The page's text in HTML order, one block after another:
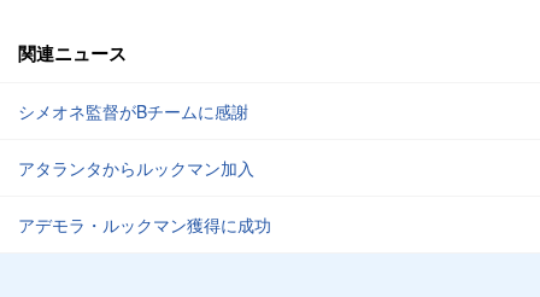
関連ニュース
シメオネ監督がBチームに感謝
アタランタからルックマン加入
アデモラ・ルックマン獲得に成功